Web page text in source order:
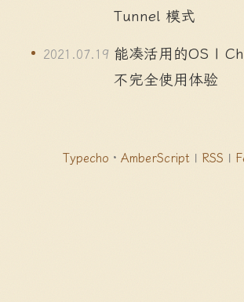
Tunnel 模式
2021.07.19 能凑活用的OS |
不完全使用体验
Typecho · AmberScript | RSS |